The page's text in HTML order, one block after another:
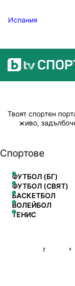
Испания
Твоят спортен
живо,
Спортове
ФУТБОЛ (БГ)
ФУТБОЛ (СВЯТ)
БАСКЕТБОЛ
ВОЛЕЙБОЛ
ТЕНИС